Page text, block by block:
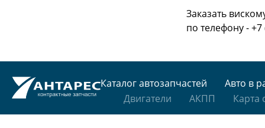
Заказать
по телефону -
Каталог автозапчастей
Авто в
Двигатели
АКПП Карта